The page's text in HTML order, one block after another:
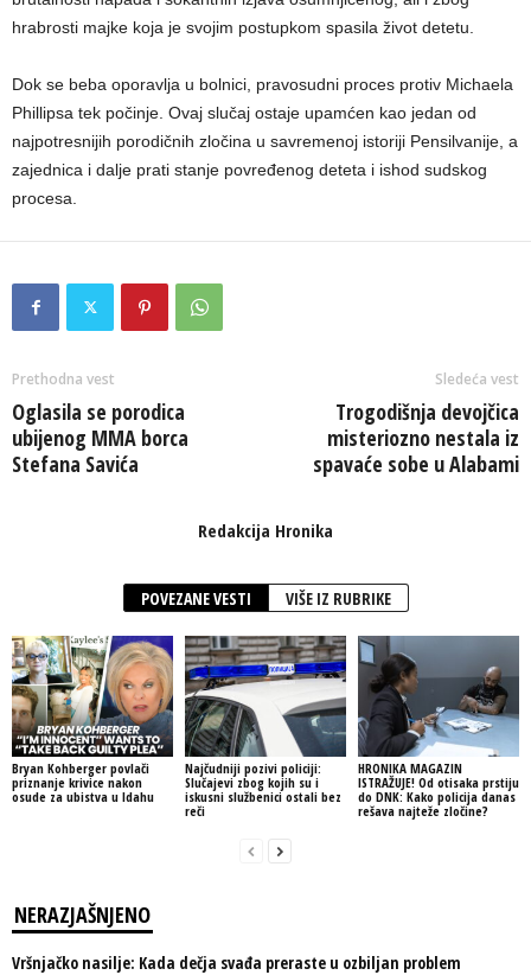
hrabrosti majke koja je svojim postupkom spasila život detetu.
Dok se beba oporavlja u bolnici, pravosudni proces protiv Michaela
Phillipsa tek počinje. Ovaj slučaj ostaje upamćen kao jedan od
najpotresnijih porodičnih zločina u savremenoj istoriji Pensilvanije, a
zajednica i dalje prati stanje povređenog deteta i ishod sudskog
procesa.
Prethodna vest
Oglasila se porodica
ubijenog MMA borca
Stefana Savića
Sledeća vest
Trogodišnja devojčica
misteriozno nestala iz
spavaće sobe u Alabami
Redakcija Hronika
POVEZANE VESTI VIŠE IZ RUBRIKE
Bryan Kohberger povlači
priznanje krivice nakon
osude za ubistva u Idahu
Najčudniji pozivi policiji:
Slučajevi zbog kojih su i
iskusni službenici ostali bez
reči
HRONIKA MAGAZIN
ISTRAŽUJE! Od otisaka prstiju
do DNK: Kako policija danas
rešava najteže zločine?
NERAZJAŠNJENO
Vršnjačko nasilje: Kada dečja svađa preraste u ozbiljan problem